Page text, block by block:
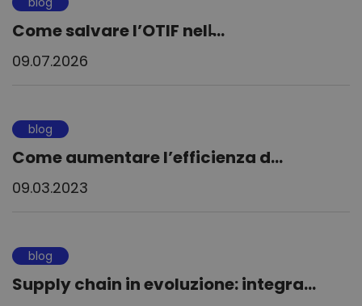
Come salvare l’OTIF nell̵...
09.07.2026
blog
Come aumentare l’efficienza d...
09.03.2023
blog
Supply chain in evoluzione: integra...